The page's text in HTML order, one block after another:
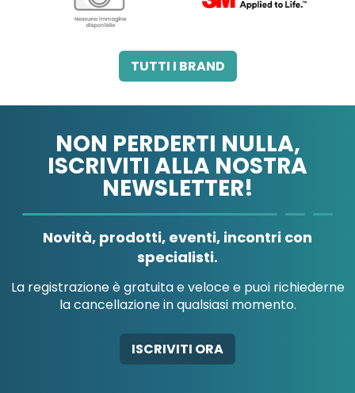
3M ITALIA SRL A.B.PHARM SRL
A.MENARINI
A.MENARINI
AB-GLOBAL SRL
ABBATE A&V PHARMA
TUTTI I BRAND
NON PERDERTI NULLA,
ISCRIVITI ALLA NOSTRA
NEWSLETTER!
Novità, prodotti, eventi, incontri con
specialisti.
La registrazione è gratuita e veloce e puoi richiederne
la cancellazione in qualsiasi momento.
ISCRIVITI ORA